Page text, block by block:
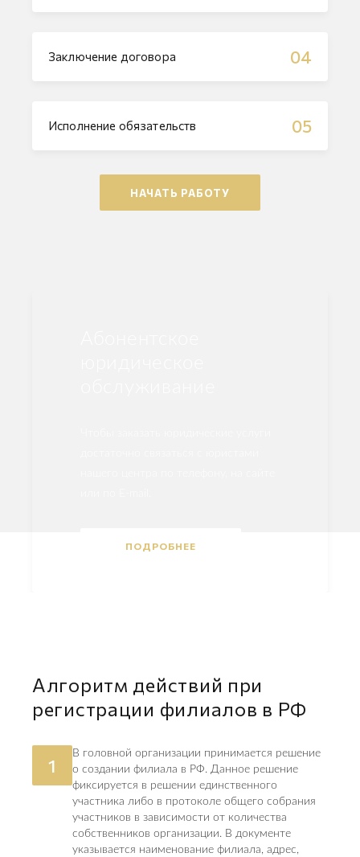
Заключение договора 04
Исполнение обязательств 05
НАЧАТЬ РАБОТУ
ПОДРОБНЕЕ
Алгоритм действий при
регистрации филиалов в РФ
1
В головной организации принимается решение
о создании филиала в РФ. Данное решение
фиксируется в решении единственного
участника либо в протоколе общего собрания
участников в зависимости от количества
собственников организации. В документе
указывается наименование филиала, адрес,